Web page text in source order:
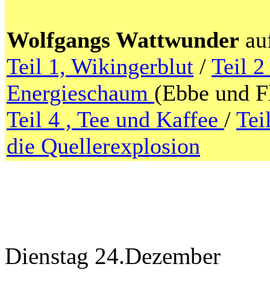
Wolfgangs Wattwunder
Teil 1, Wikingerblut / Teil 2
Energieschaum (Ebbe und
Teil 4 , Tee und Kaffee /
die Quellerexplosion
Dienstag 24.Dezember